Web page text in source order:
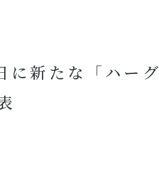
に新たな「ハーグ